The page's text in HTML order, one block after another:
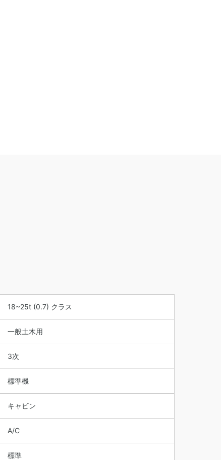
18~25t (0.7) クラス
一般土木用
3次
標準機
キャビン
A/C
標準